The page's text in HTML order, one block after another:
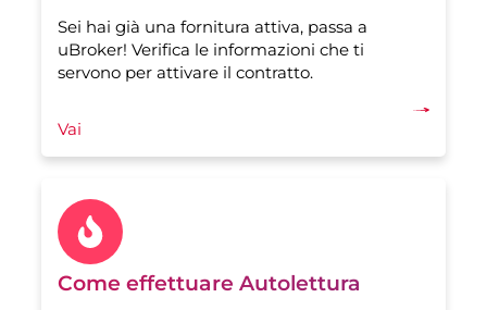
Sei hai già una fornitura attiva, passa a
uBroker! Verifica le informazioni che ti
servono per attivare il contratto.
Vai
Come effettuare Autolettura